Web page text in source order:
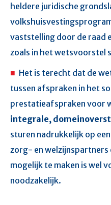
heldere juridische
vaststelling door de raad
zoals in het wetsvoorstel
Het is terecht dat de
tussen afspraken in het
prestatieafspraken voor
integrale,
sturen nadrukkelijk op
zorg- en
mogelijk te maken is wel
noodzakelijk.